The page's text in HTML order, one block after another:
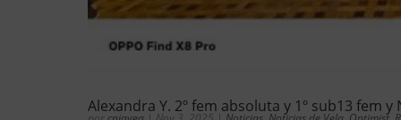
Alexandra Y. 2º fem absoluta y 1º sub13 fem